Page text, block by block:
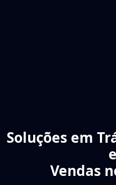
Soluções em
e
Vendas